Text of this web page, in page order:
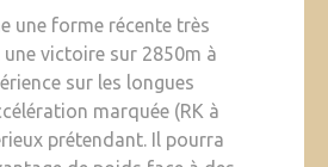
une forme récente très
victoire sur 2850m à
sur les longues
marquée (RK à
prétendant. Il pourra